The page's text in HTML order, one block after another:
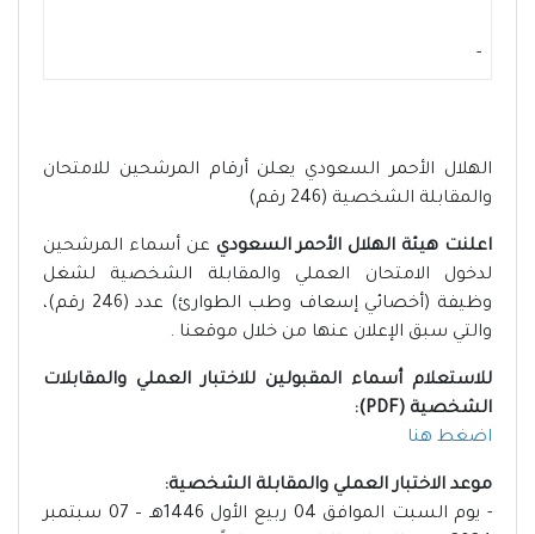
-
الهلال الأحمر السعودي يعلن أرقام المرشحين للامتحان
والمقابلة الشخصية (246 رقم)
اعلنت هيئة الهلال الأحمر السعودي عن أسماء المرشحين
لدخول الامتحان العملي والمقابلة الشخصية لشغل
وظيفة (أخصائي إسعاف وطب الطوارئ) عدد (246 رقم)،
والتي سبق الإعلان عنها من خلال موقعنا .
للاستعلام أسماء المقبولين للاختبار العملي والمقابلات
الشخصية (PDF):
اضغط هنا
موعد الاختبار العملي والمقابلة الشخصية:
- يوم السبت الموافق 04 ربيع الأول 1446هـ – 07 سبتمبر